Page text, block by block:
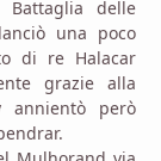
Battaglia delle
una poco
di re Halacar
grazie alla
annientò però